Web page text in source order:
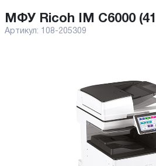
МФУ Ricoh IM C6000
Артикул: 108-205309